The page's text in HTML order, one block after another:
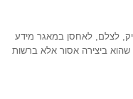
לצלם, לאחסן במאגר מידע
ביצירה אסור אלא ברשות